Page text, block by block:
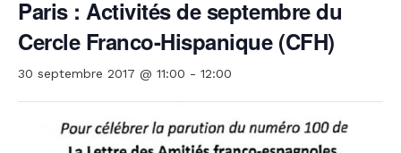
Paris : Activités de septembre du
Cercle Franco-Hispanique (CFH)
30 septembre 2017 @ 11:00 - 12:00